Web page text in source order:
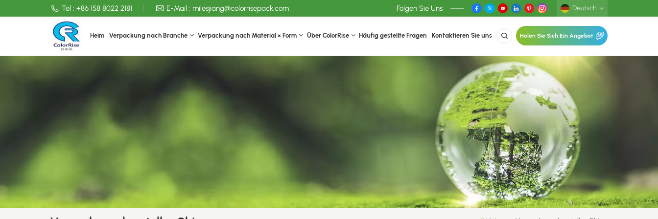
Tel : +86 158 8022 2181 E-Mail : milesjiang@colorrisepack.com Folgen Sie Uns Deutsch
Deutsch
Heim Verpackung nach Branche Verpackung nach Material × Form Über ColorRise Häufig gestellte Fragen Kontaktieren Sie uns Holen Sie Sich Ein Angebot